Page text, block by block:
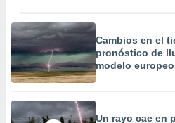
Cambios en el
pronóstico de
modelo
Un rayo cae en